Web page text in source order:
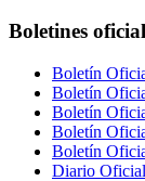
Boletines
Boletín
Boletín
Boletín
Boletín
Boletín
Diario